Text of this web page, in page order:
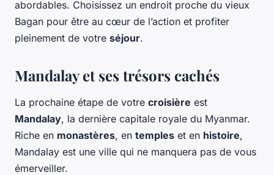
abordables. Choisissez un endroit proche du vieux
Bagan pour être au cœur de l’action et profiter
pleinement de votre séjour.
Mandalay et ses trésors cachés
La prochaine étape de votre croisière est
Mandalay, la dernière capitale royale du Myanmar.
Riche en monastères, en temples et en histoire,
Mandalay est une ville qui ne manquera pas de vous
émerveiller.